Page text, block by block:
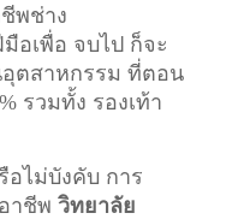
พช่าง
อเพื่อ จบไป ก็จะ
อุตสาหกรรม ที่ตอน
รวมทั้ง รองเท้า
อไม่บังคับ การ
าชีพ วิทยาลัย